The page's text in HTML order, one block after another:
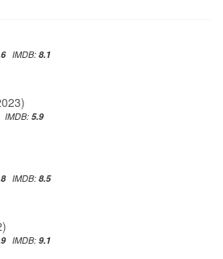
IMDB: 8.1
IMDB: 5.9
IMDB: 8.5
IMDB: 9.1